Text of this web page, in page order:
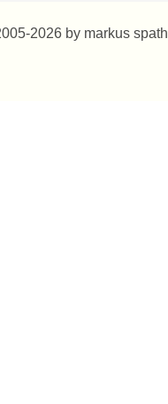
2026 by markus spath